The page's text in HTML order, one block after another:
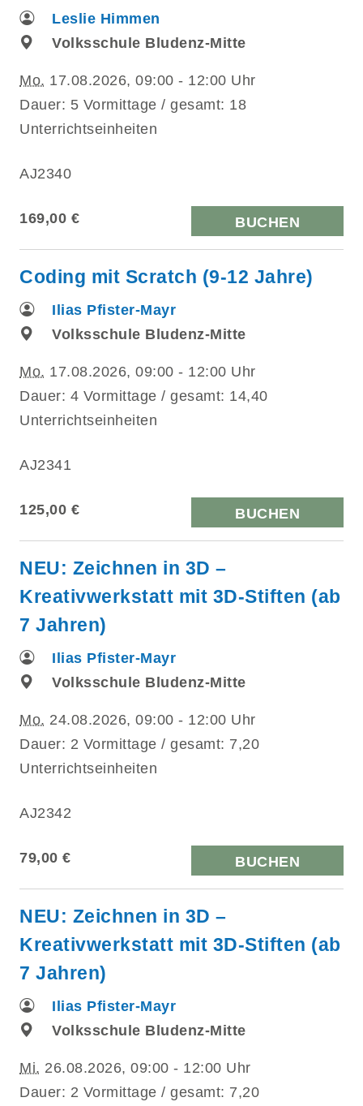
Leslie Himmen
Volksschule Bludenz-Mitte
Mo. 17.08.2026, 09:00 - 12:00 Uhr
Dauer: 5 Vormittage / gesamt: 18
Unterrichtseinheiten
AJ2340
169,00 € BUCHEN
Coding mit Scratch (9-12 Jahre)
Ilias Pfister-Mayr
Volksschule Bludenz-Mitte
Mo. 17.08.2026, 09:00 - 12:00 Uhr
Dauer: 4 Vormittage / gesamt: 14,40
Unterrichtseinheiten
AJ2341
125,00 € BUCHEN
NEU: Zeichnen in 3D –
Kreativwerkstatt mit 3D-Stiften (ab
7 Jahren)
Ilias Pfister-Mayr
Volksschule Bludenz-Mitte
Mo. 24.08.2026, 09:00 - 12:00 Uhr
Dauer: 2 Vormittage / gesamt: 7,20
Unterrichtseinheiten
AJ2342
79,00 € BUCHEN
NEU: Zeichnen in 3D –
Kreativwerkstatt mit 3D-Stiften (ab
7 Jahren)
Ilias Pfister-Mayr
Volksschule Bludenz-Mitte
Mi. 26.08.2026, 09:00 - 12:00 Uhr
Dauer: 2 Vormittage / gesamt: 7,20